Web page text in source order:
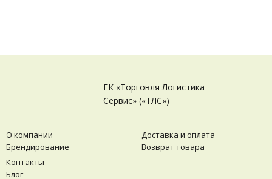
ГК «Торговля Логистика
Сервис» («ТЛС»)
О компании
Брендирование
Доставка и оплата
Возврат товара
Контакты
Блог